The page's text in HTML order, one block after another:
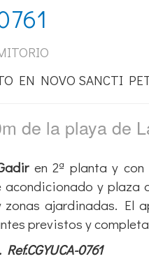
EN NOVO SANCTI
de la playa de
en 2ª planta y
acondicionado y
ajardinadas. El
previstos y
0761